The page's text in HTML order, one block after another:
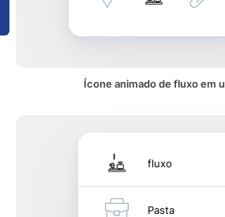
Ícone animado de fluxo em
fluxo
Pasta